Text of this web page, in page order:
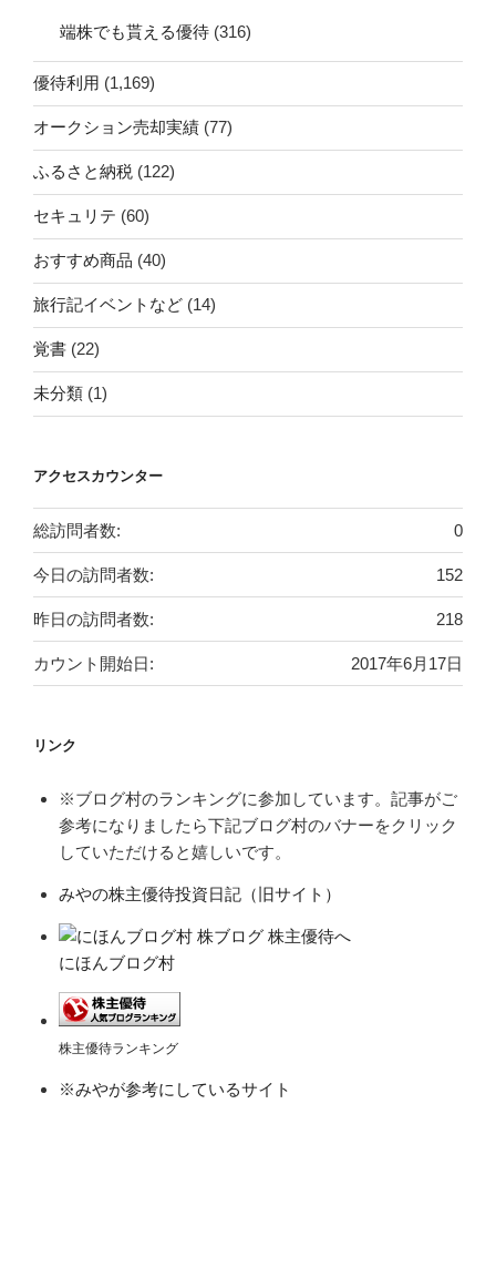
端株でも貰える優待 (316)
優待利用 (1,169)
オークション売却実績 (77)
ふるさと納税 (122)
セキュリテ (60)
おすすめ商品 (40)
旅行記イベントなど (14)
覚書 (22)
未分類 (1)
アクセスカウンター
0
総訪問者数:
152
今日の訪問者数:
218
昨日の訪問者数:
2017年6月17日
カウント開始日:
リンク
※ブログ村のランキングに参加しています。記事がご
参考になりましたら下記ブログ村のバナーをクリック
していただけると嬉しいです。
みやの株主優待投資日記（旧サイト）
にほんブログ村
株主優待ランキング
※みやが参考にしているサイト